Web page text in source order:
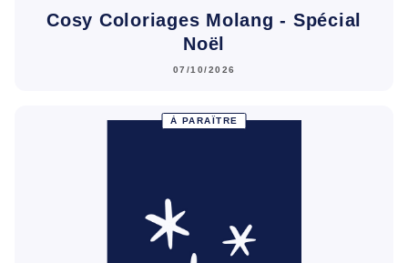
Cosy Coloriages Molang - Spécial
Noël
07/10/2026
À PARAÎTRE